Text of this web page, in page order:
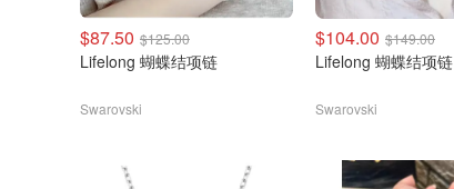
$87.50 $125.00
Lifelong 蝴蝶结项链
Swarovski
$104.00 $149.00
Lifelong 蝴蝶结项链
Swarovski